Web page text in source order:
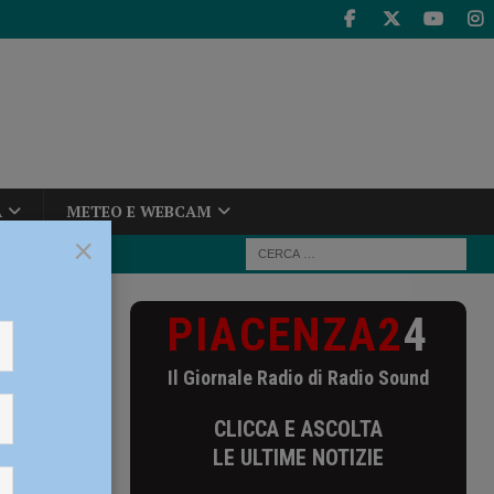
METEO E WEBCAM
PIACENZA24
Il Giornale Radio di Radio Sound
CLICCA E ASCOLTA
LE ULTIME NOTIZIE
×